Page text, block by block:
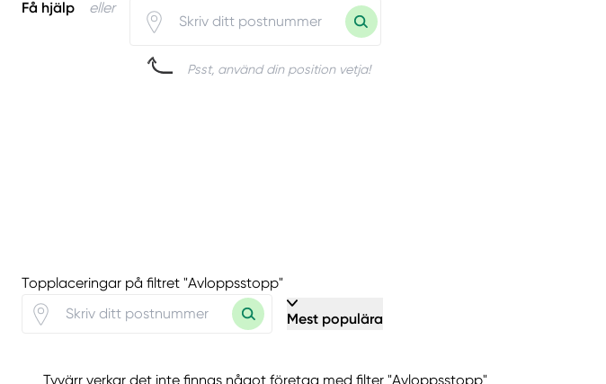
Få hjälp eller
Psst, använd din position vetja!
Topplaceringar på filtret "Avloppsstopp"
Mest populära
Tyvärr verkar det inte finnas något företag med filter "Avloppsstopp"